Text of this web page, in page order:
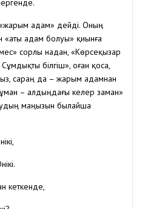
адам» дейді. Оның
«аты адам болуы» қиынға
сорлы надан, «Көрсеқызар
білгіш», оған қоса,
сараң да – жарым адамнан
– алдыңдағы келер заман»
маңызын былайша
кеткенде,